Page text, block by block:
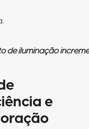
de iluminação
e